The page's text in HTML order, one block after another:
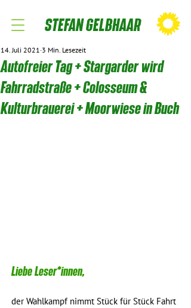
STEFAN GELBHAAR
Autofreier Tag + Stargarder wird
Fahrradstraße + Colosseum &
Kulturbrauerei + Moorwiese in Buch
14. Juli 2021 3 Min. Lesezeit
Liebe Leser*innen,
der Wahlkampf nimmt Stück für Stück Fahrt